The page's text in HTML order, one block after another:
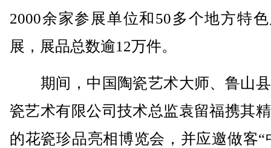
2000余家参展单位和50多个地方特
展，展品总数逾12万件。
期间，中国陶瓷艺术大师、鲁山
瓷艺术有限公司技术总监袁留福携其
的花瓷珍品亮相博览会，并应邀做客“